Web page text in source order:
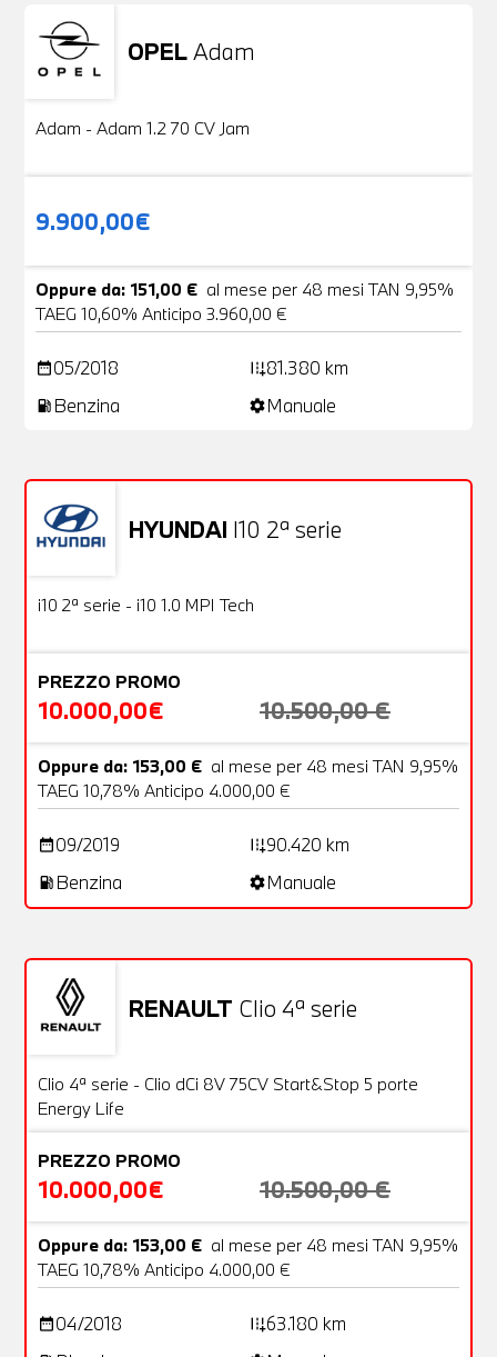
OPELAdam
Usato
Adam - Adam 1.2 70 CV Jam
9.900,00€
Oppure da: 151,00 € al mese per 48 mesi TAN 9,95%
TAEG 10,60% Anticipo 3.960,00 €
date_range05/2018 add_road81.380 km
local_gas_station Benzina settingsManuale
HYUNDAI I10 2ª serie
OFFERTA
Usato
i10 2ª serie - i10 1.0 MPI Tech
PREZZO PROMO
10.000,00€ 10.500,00 €
Oppure da: 153,00 € al mese per 48 mesi TAN 9,95%
TAEG 10,78% Anticipo 4.000,00 €
date_range09/2019 add_road90.420 km
local_gas_station Benzina settingsManuale
RENAULT Clio 4ª serie
OFFERTA
Usato
Clio 4ª serie - Clio dCi 8V 75CV Start&Stop 5 porte
Energy Life
PREZZO PROMO
10.000,00€ 10.500,00 €
Oppure da: 153,00 € al mese per 48 mesi TAN 9,95%
TAEG 10,78% Anticipo 4.000,00 €
date_range04/2018 add_road63.180 km